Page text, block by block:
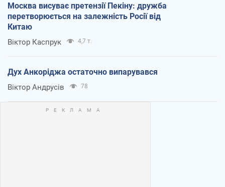
Москва висуває претензії Пекіну: дружба
перетворюється на залежність Росії від
Китаю
Віктор Каспрук 4,7 т.
Дух Анкоріджа остаточно випарувався
Віктор Андрусів 78